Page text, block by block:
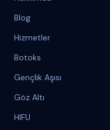
Blog
Hizmetler
Botoks
Gençlik Aşısı
Göz Altı
HIFU